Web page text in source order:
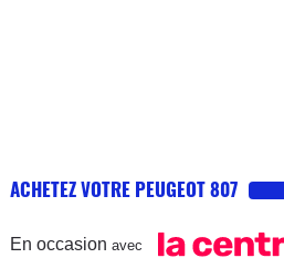
ACHETEZ VOTRE PEUGEOT 807
En occasion avec